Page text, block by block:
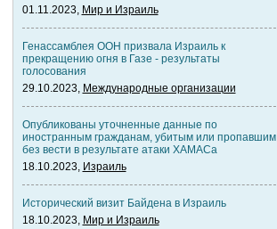
01.11.2023, Мир и Израиль
Генассамблея ООН призвала Израиль к
прекращению огня в Газе - результаты
голосования
29.10.2023, Международные организации
Опубликованы уточненные данные по
иностранным гражданам, убитым или пропавшим
без вести в результате атаки ХАМАСа
18.10.2023, Израиль
Исторический визит Байдена в Израиль
18.10.2023, Мир и Израиль